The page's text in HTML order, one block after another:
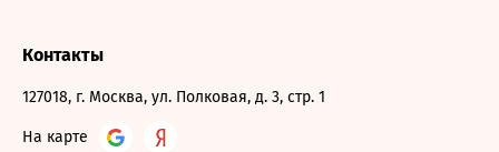
Контакты
127018, г. Москва, ул. Полковая, д. 3, стр. 1
На карте